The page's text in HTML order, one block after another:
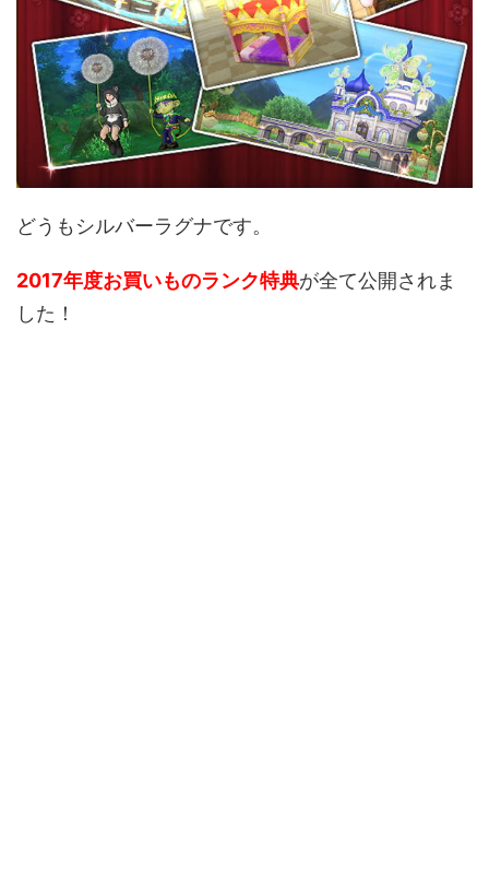
どうもシルバーラグナです。
2017年度お買いものランク特典が全て公開されま
した！